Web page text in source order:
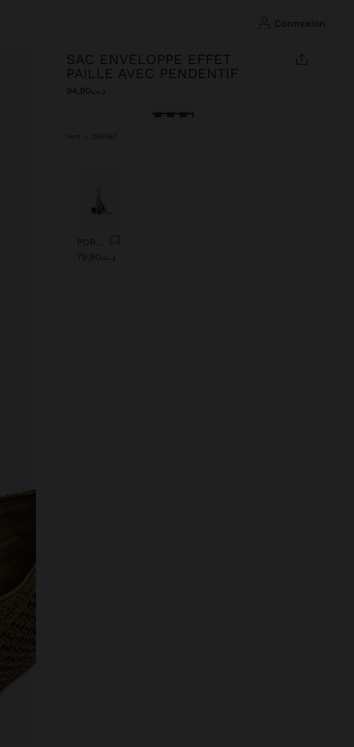
connexion
SAC ENVELOPPE EFFET
PAILLE AVEC PENDENTIF
د.ت94,90
sélectionné(s)
Vert 246567
د.ت79,90